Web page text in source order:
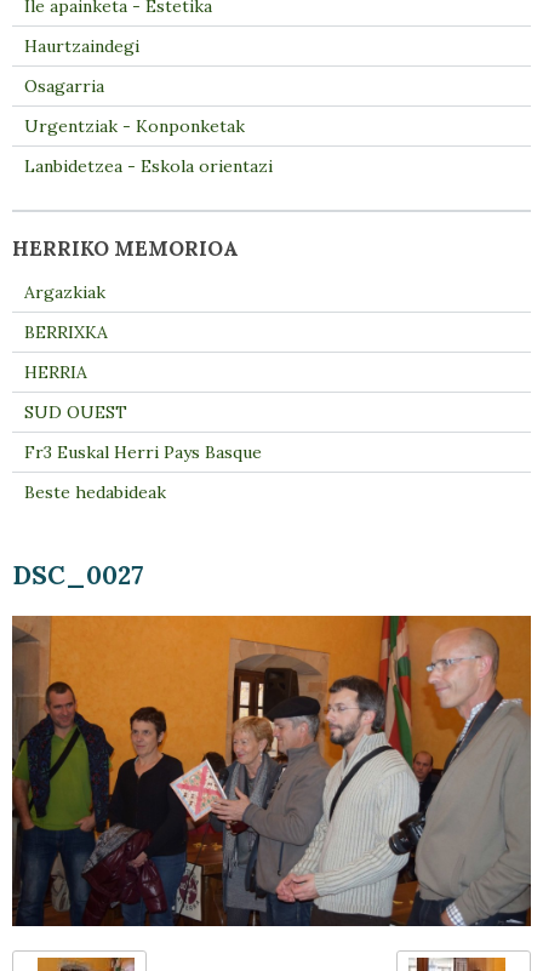
DSC_0027
Ile apainketa - Estetika
Haurtzaindegi
Osagarria
Urgentziak - Konponketak
Lanbidetzea - Eskola orientazi
HERRIKO MEMORIOA
Argazkiak
BERRIXKA
HERRIA
SUD OUEST
Fr3 Euskal Herri Pays Basque
Beste hedabideak